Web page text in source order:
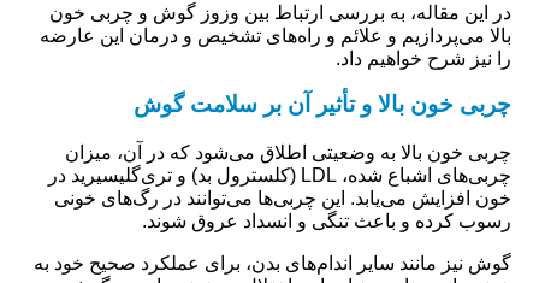
در این مقاله، به بررسی ارتباط بین وزوز گوش و چربی خون
بالا می‌پردازیم و علائم و راه‌های تشخیص و درمان این عارضه
را نیز شرح خواهیم داد.
چربی خون بالا و تأثیر آن بر سلامت گوش
چربی خون بالا به وضعیتی اطلاق می‌شود که در آن، میزان
چربی‌های اشباع شده، LDL (کلسترول بد) و تری‌گلیسیرید در
خون افزایش می‌یابد. این چربی‌ها می‌توانند در رگ‌های خونی
رسوب کرده و باعث تنگی و انسداد عروق شوند.
گوش نیز مانند سایر اندام‌های بدن، برای عملکرد صحیح خود به